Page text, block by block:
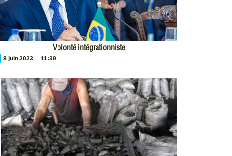
Volonté intégrationniste
8 juin 2023 11:39